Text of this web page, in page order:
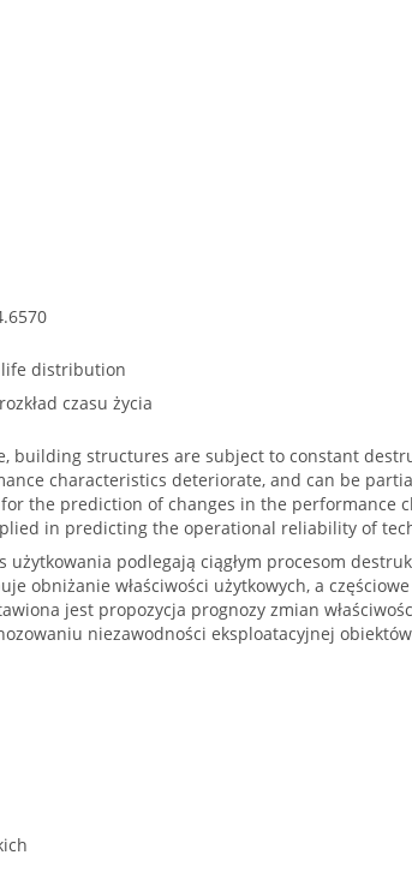
distribution
czasu życia
building structures are subject to constant
characteristics deteriorate, and can be
the prediction of changes in the performance
in predicting the operational reliability of
użytkowania podlegają ciągłym procesom
obniżanie właściwości użytkowych, a
jest propozycja prognozy zmian
niezawodności eksploatacyjnej